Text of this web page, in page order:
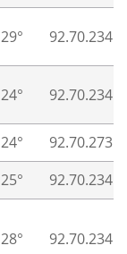
29°
24°
24°
25°
28°